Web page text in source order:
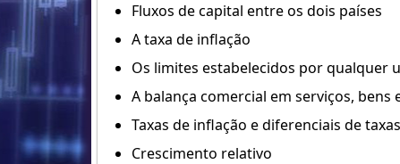
Fluxos de capital entre os dois países
A taxa de inflação
Os limites estabelecidos por qualquer
A balança comercial em serviços, bens
Taxas de inflação e diferenciais de
Crescimento relativo